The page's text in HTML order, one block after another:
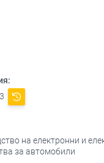
на електронни и
за автомобили